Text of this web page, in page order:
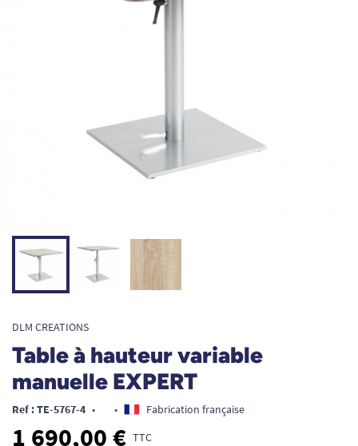
DLM CREATIONS
Table à hauteur variable
manuelle EXPERT
Ref : TE-5767-4 • • Fabrication française
1 690,00 € TTC